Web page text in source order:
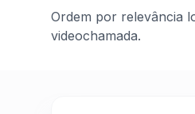
Ordem por relevância
videochamada.